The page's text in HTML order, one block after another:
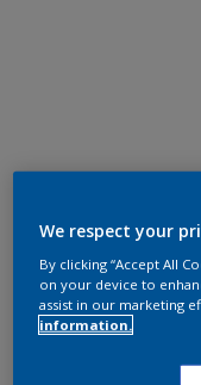
We respect your
By clicking “Accept All
on your device to
assist in our marketing
information.